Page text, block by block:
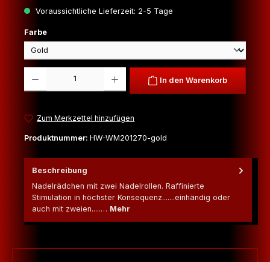
Voraussichtliche Lieferzeit: 2-5 Tage
Farbeauswählen
In den Warenkorb
Zum Merkzettel hinzufügen
Produktnummer: HW-WM201270-gold
Beschreibung
Nadelrädchen mit zwei Nadelrollen. Raffinierte
Stimulation in höchster Konsequenz.......einhändig oder
auch mit zweien.....… Mehr